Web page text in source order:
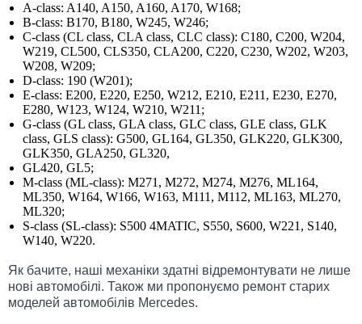
A-class: A140, A150, A160, A170, W168;
B-class: B170, B180, W245, W246;
C-class (CL class, CLA class, CLC class): C180, C200, W204,
W219, CL500, CLS350, CLA200, C220, C230, W202, W203,
W208, W209;
D-class: 190 (W201);
E-class: E200, E220, E250, W212, E210, E211, E230, E270,
E280, W123, W124, W210, W211;
G-class (GL class, GLA class, GLC class, GLE class, GLK
class, GLS class): G500, GL164, GL350, GLK220, GLK300,
GLK350, GLA250, GL320,
GL420, GL5;
M-class (ML-class): M271, M272, M274, M276, ML164,
ML350, W164, W166, W163, M111, M112, ML163, ML270,
ML320;
S-class (SL-class): S500 4MATIC, S550, S600, W221, S140,
W140, W220.
Як бачите, наші механіки здатні відремонтувати не лише
нові автомобілі. Також ми пропонуємо ремонт старих
моделей автомобілів Mercedes.